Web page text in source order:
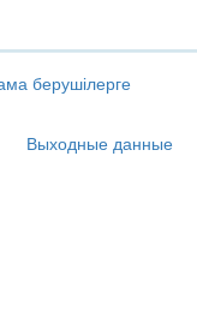
берушілерге
Выходные данные